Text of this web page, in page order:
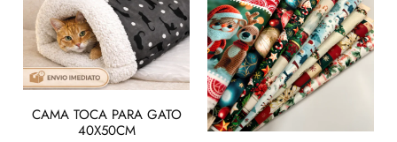
CAMA TOCA PARA GATO
40X50CM